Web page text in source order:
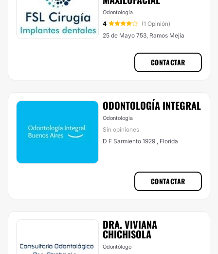
Odontología
4
(1 Opinión)
25 de Mayo 753, Ramos Mejía
CONTACTAR
ODONTOLOGÍA INTEGRAL
Odontología
Sin opiniones
D F Sarmiento 1929 , Florida
CONTACTAR
DRA. VIVIANA
CHICHISOLA
Odontólogo